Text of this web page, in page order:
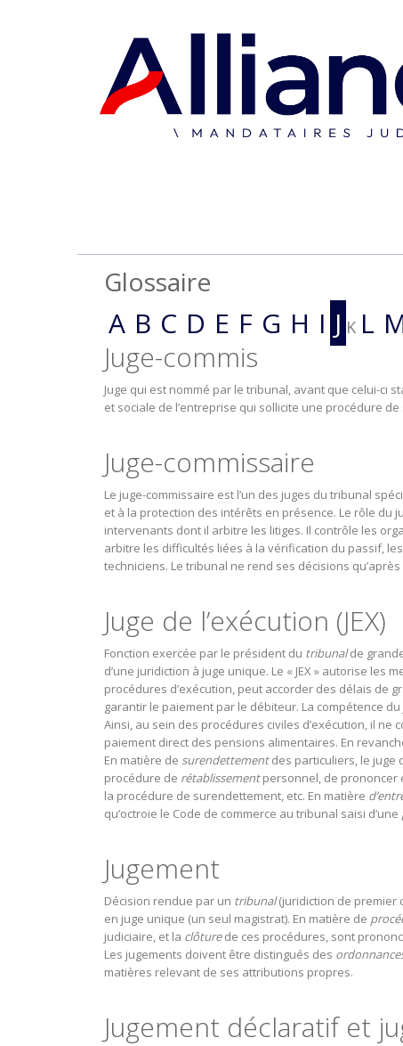
Glossaire
A B C D E F G H I J K L
Juge-commis
Juge qui est nommé par le tribunal, avant que celui-ci
et sociale de l’entreprise qui sollicite une procédure
Juge-commissaire
Le juge-commissaire est l’un des juges du tribunal
et à la protection des intérêts en présence. Le rôle du
intervenants dont il arbitre les litiges. Il contrôle les
arbitre les difficultés liées à la vérification du passif,
techniciens. Le tribunal ne rend ses décisions
Juge de l’exécution (JEX)
Fonction exercée par le président du tribunalde
d’une juridiction à juge unique. Le « JEX » autorise
procédures d’exécution, peut accorder des délais de
garantir le paiement par le débiteur. La compétence
Ainsi, au sein des procédures civiles d’exécution, il
paiement direct des pensions alimentaires. En
En matière de surendettementdes particuliers, le juge
procédure de rétablissementpersonnel, de prononcer
la procédure de surendettement, etc. En matière
qu’octroie le Code de commerce au tribunal saisi d’une
Jugement
Décision rendue par un tribunal(juridiction de premier
en juge unique (un seul magistrat). En matière de
judiciaire, et la clôturede ces procédures, sont
Les jugements doivent être distingués des
matières relevant de ses attributions propres.
Jugement déclaratif et